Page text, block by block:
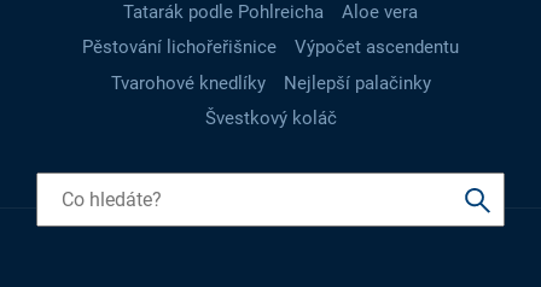
Tatarák podle Pohlreicha
Aloe vera
Pěstování lichořeřišnice
Výpočet ascendentu
Tvarohové knedlíky
Nejlepší palačinky
Švestkový koláč